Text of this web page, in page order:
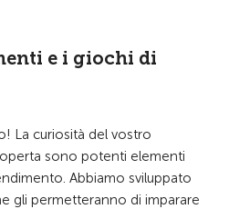
e i giochi di
La curiosità del vostro
sono potenti elementi
Abbiamo sviluppato
gli permetteranno di imparare